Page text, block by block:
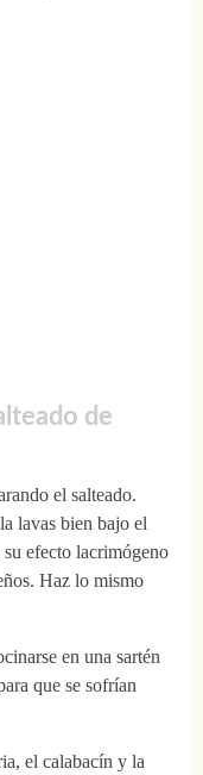
de
el salteado.
lavas bien bajo el
efecto lacrimógeno
Haz lo mismo
en una sartén
que se sofrían
el calabacín y la